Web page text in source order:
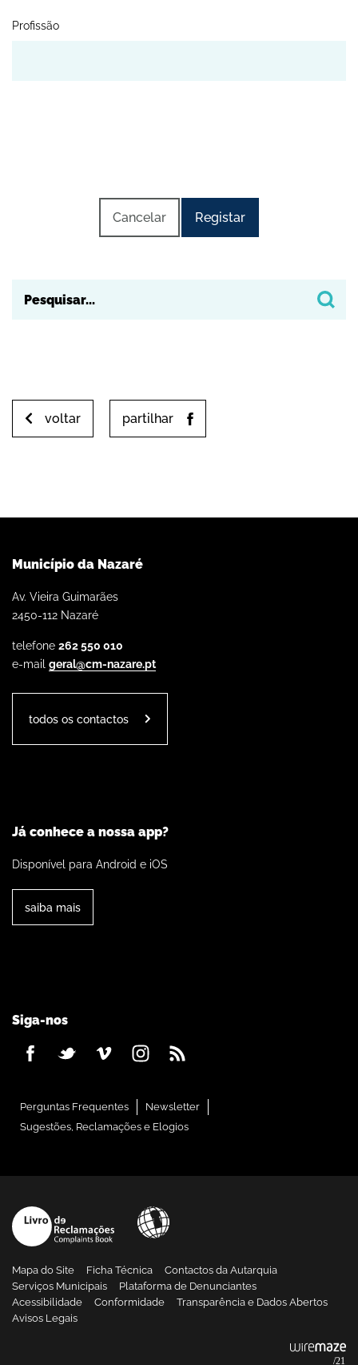
Profissão
Cancelar Registar
voltar partilhar
Município da Nazaré
Av. Vieira Guimarães
2450-112 Nazaré
telefone 262 550 010
e-mail geral@cm-nazare.pt
todos os contactos
Já conhece a nossa app?
Disponível para Android e iOS
saiba mais
Siga-nos
Perguntas Frequentes
Newsletter
Sugestões, Reclamações e Elogios
Mapa do Site Ficha Técnica
Contactos da Autarquia
Serviços Municipais
Plataforma de Denunciantes
Acessibilidade
Conformidade
Transparência e Dados Abertos
Avisos Legais